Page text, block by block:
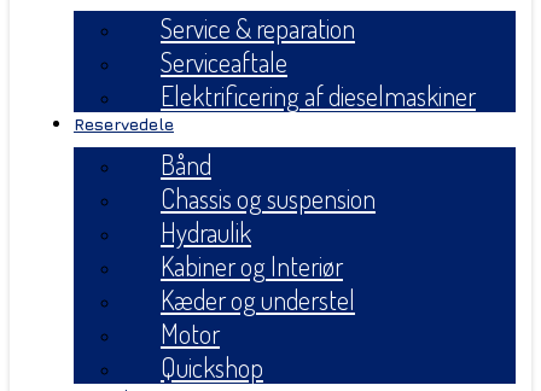
Service & reparation
Serviceaftale
Elektrificering af dieselmaskiner
Reservedele
Bånd
Chassis og suspension
Hydraulik
Kabiner og Interiør
Kæder og understel
Motor
Quickshop